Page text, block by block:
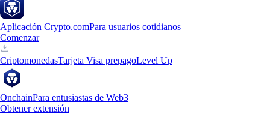
Aplicación Crypto.comPara usuarios cotidianos
Comenzar
CriptomonedasTarjeta Visa prepagoLevel Up
OnchainPara entusiastas de Web3
Obtener extensión